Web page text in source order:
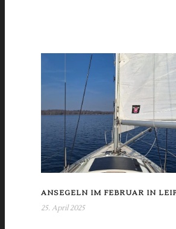
ANSEGELN IM FEBRUAR IN
25. April 2025